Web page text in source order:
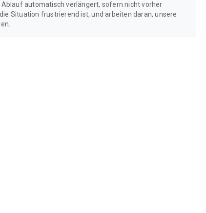
automatisch verlängert, sofern nicht vorher
Situation frustrierend ist, und arbeiten daran, unsere